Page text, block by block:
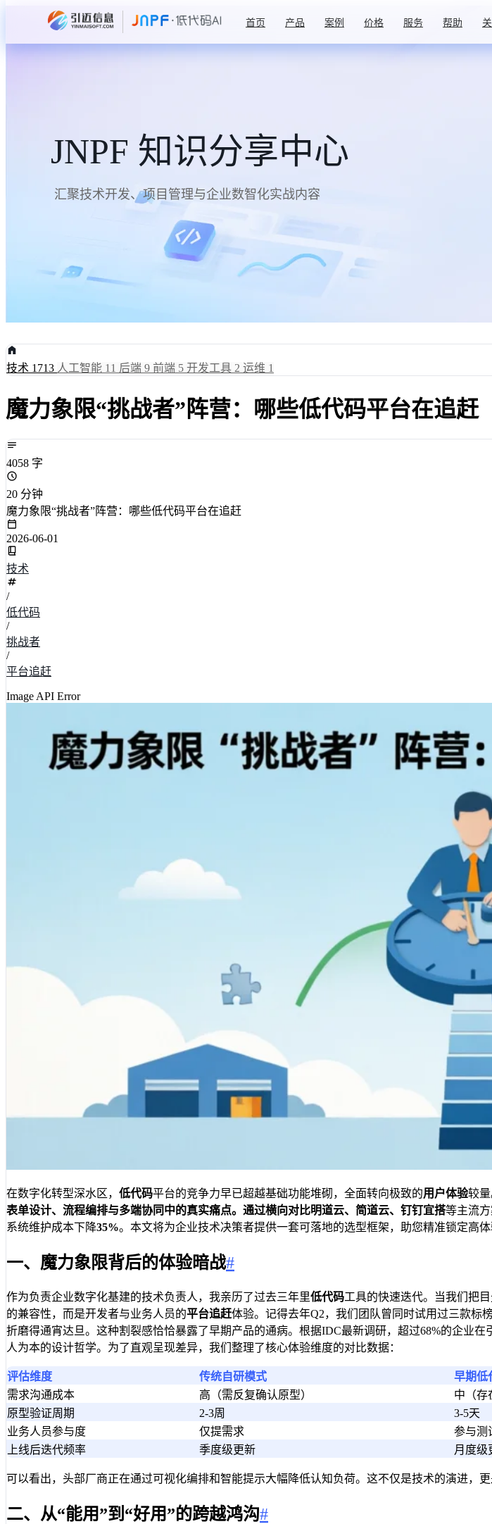
首页 产品 案例 价格 服务 帮助
JNPF 知识分享中心
汇聚技术开发、项目管理与企业数智化实战内容
技术 1713 人工智能 11 后端 9 前端 5 开发工具 2 运维 1
魔力象限“挑战者”阵营：哪些低代码平台在追赶
4058 字
20 分钟
魔力象限“挑战者”阵营：哪些低代码平台在追赶
2026-06-01
技术
/
低代码
/
挑战者
/
平台追赶
Image API Error
在数字化转型深水区， 低代码平台的竞争力早已超越基础功能堆砌，全面转向极致的用户体验较
表单设计、流程编排与多端协同中的真实痛点。通过横向对比明道云、简道云、钉钉宜搭等主流
系统维护成本下降35%。本文将为企业技术决策者提供一套可落地的选型框架，助您精准锁定高体
一、魔力象限背后的体验暗战#
作为负责企业数字化基建的技术负责人，我亲历了过去三年里低代码工具的快速迭代。当我们把
的兼容性，而是开发者与业务人员的平台追赶体验。记得去年Q2，我们团队曾同时试用过三款标
折磨得通宵达旦。这种割裂感恰恰暴露了早期产品的通病。根据IDC最新调研，超过68%的企业
人为本的设计哲学。为了直观呈现差异，我们整理了核心体验维度的对比数据：
评估维度 传统自研模式 早期低
需求沟通成本
高（需反复确认原型） 中（存
原型验证周期
2-3周 3-5天
业务人员参与度
仅提需求 参与测
上线后迭代频率
季度级更新 月度级
可以看出，头部厂商正在通过可视化编排和智能提示大幅降低认知负荷。这不仅是技术的演进，
二、从“能用”到“好用”的跨越鸿沟#